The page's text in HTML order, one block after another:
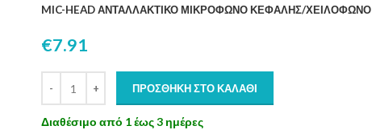
MIC-HEAD ΑΝΤΑΛΛΑΚΤΙΚΟ ΜΙΚΡΟΦΩΝΟ ΚΕΦΑΛΗΣ/ΧΕΙΛΟΦΩΝΟ
€7.91
ΠΡΟΣΘΉΚΗ ΣΤΟ ΚΑΛΆΘΙ
Διαθέσιμο από 1 έως 3 ημέρες